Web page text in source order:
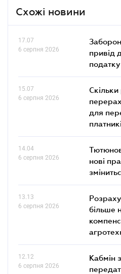
Схожі новини
17.07
6 серпня 2026
привід
податку
15.07
6 серпня 2026
Скільки
для
14.04
6 серпня 2026
нові
13.13
6 серпня 2026
більше
12.12
6 серпня 2026
Кабмін